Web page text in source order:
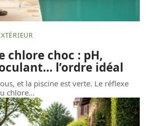
chlore choc : pH,
l’ordre idéal
et la piscine est verte. Le réflexe
chlore…